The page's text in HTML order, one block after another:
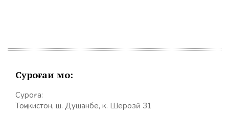
Суроғаи мо:
Суроға:
Тоҷикистон, ш. Душанбе, к. Шерозӣ 31